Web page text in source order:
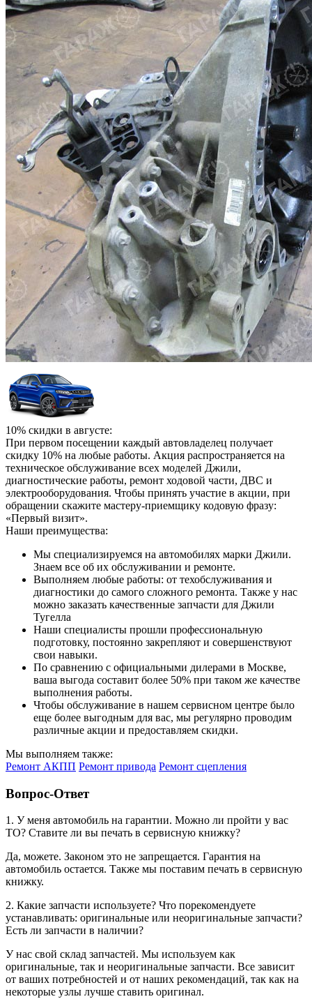
10% скидки в августе:
При первом посещении каждый автовладелец получает
скидку 10% на любые работы. Акция распространяется на
техническое обслуживание всех моделей Джили,
диагностические работы, ремонт ходовой части, ДВС и
электрооборудования. Чтобы принять участие в акции, при
обращении скажите мастеру-приемщику кодовую фразу:
«Первый визит».
Наши преимущества:
Мы специализируемся на автомобилях марки Джили.
Знаем все об их обслуживании и ремонте.
Выполняем любые работы: от техобслуживания и
диагностики до самого сложного ремонта. Также у нас
можно заказать качественные запчасти для Джили
Тугелла
Наши специалисты прошли профессиональную
подготовку, постоянно закрепляют и совершенствуют
свои навыки.
По сравнению с официальными дилерами в Москве,
ваша выгода составит более 50% при таком же качестве
выполнения работы.
Чтобы обслуживание в нашем сервисном центре было
еще более выгодным для вас, мы регулярно проводим
различные акции и предоставляем скидки.
Мы выполняем также:
Ремонт АКПП Ремонт привода Ремонт сцепления
Вопрос-Ответ
1. У меня автомобиль на гарантии. Можно ли пройти у вас
ТО? Ставите ли вы печать в сервисную книжку?
Да, можете. Законом это не запрещается. Гарантия на
автомобиль остается. Также мы поставим печать в сервисную
книжку.
2. Какие запчасти используете? Что порекомендуете
устанавливать: оригинальные или неоригинальные запчасти?
Есть ли запчасти в наличии?
У нас свой склад запчастей. Мы используем как
оригинальные, так и неоригинальные запчасти. Все зависит
от ваших потребностей и от наших рекомендаций, так как на
некоторые узлы лучше ставить оригинал.